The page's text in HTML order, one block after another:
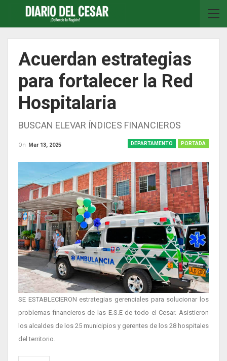
Acuerdan estrategias
para fortalecer la Red
Hospitalaria
BUSCAN ELEVAR ÍNDICES FINANCIEROS
DEPARTAMENTO PORTADA
On Mar 13, 2025
SE ESTABLECIERON estrategias gerenciales para solucionar los
problemas financieros de las E.S.E de todo el Cesar. Asistieron
los alcaldes de los 25 municipios y gerentes de los 28 hospitales
del territorio.